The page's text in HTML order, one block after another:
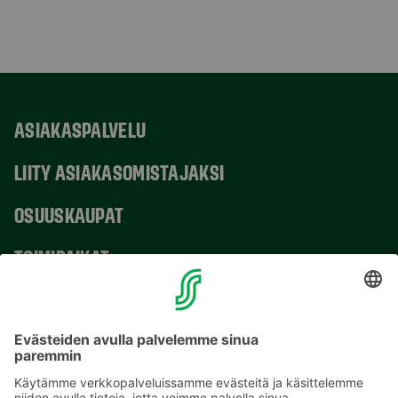
ASIAKASPALVELU
LIITY ASIAKASOMISTAJAKSI
OSUUSKAUPAT
TOIMIPAIKAT